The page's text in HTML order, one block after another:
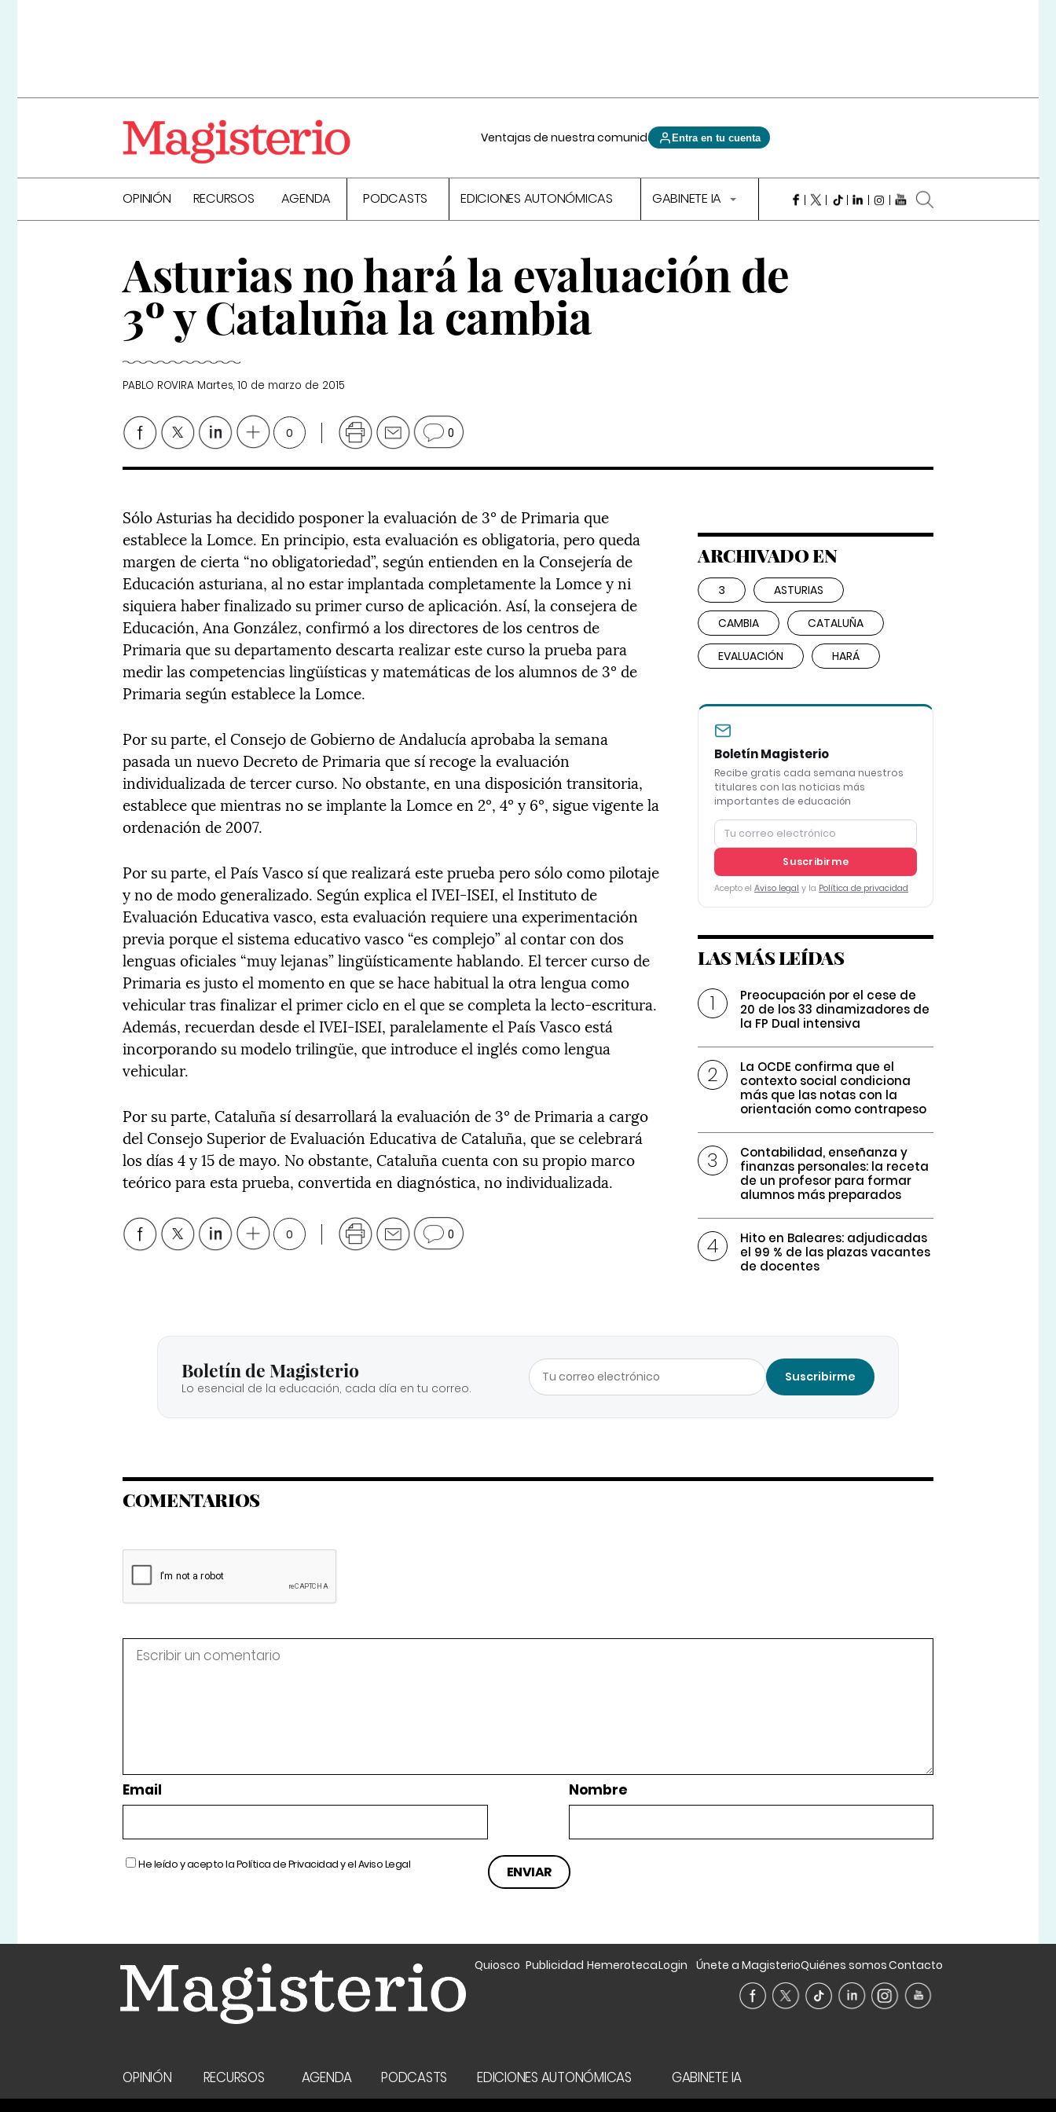
Ventajas de nuestra comunidad Entra en tu cuenta
OPINIÓN RECURSOS AGENDA PODCASTS EDICIONES AUTONÓMICAS GABINETE IA
Asturias no hará la evaluación de
3º y Cataluña la cambia
PABLO ROVIRA Martes, 10 de marzo de 2015
0 0
Sólo Asturias ha decidido posponer la evaluación de 3º de Primaria que
establece la Lomce. En principio, esta evaluación es obligatoria, pero queda
margen de cierta “no obligatoriedad”, según entienden en la Consejería de
Educación asturiana, al no estar implantada completamente la Lomce y ni
siquiera haber finalizado su primer curso de aplicación. Así, la consejera de
Educación, Ana González, confirmó a los directores de los centros de
Primaria que su departamento descarta realizar este curso la prueba para
medir las competencias lingüísticas y matemáticas de los alumnos de 3º de
Primaria según establece la Lomce.
Por su parte, el Consejo de Gobierno de Andalucía aprobaba la semana
pasada un nuevo Decreto de Primaria que sí recoge la evaluación
individualizada de tercer curso. No obstante, en una disposición transitoria,
establece que mientras no se implante la Lomce en 2º, 4º y 6º, sigue vigente la
ordenación de 2007.
Por su parte, el País Vasco sí que realizará este prueba pero sólo como pilotaje
y no de modo generalizado. Según explica el IVEI-ISEI, el Instituto de
Evaluación Educativa vasco, esta evaluación requiere una experimentación
previa porque el sistema educativo vasco “es complejo” al contar con dos
lenguas oficiales “muy lejanas” lingüísticamente hablando. El tercer curso de
Primaria es justo el momento en que se hace habitual la otra lengua como
vehicular tras finalizar el primer ciclo en el que se completa la lecto-escritura.
Además, recuerdan desde el IVEI-ISEI, paralelamente el País Vasco está
incorporando su modelo trilingüe, que introduce el inglés como lengua
vehicular.
Por su parte, Cataluña sí desarrollará la evaluación de 3º de Primaria a cargo
del Consejo Superior de Evaluación Educativa de Cataluña, que se celebrará
los días 4 y 15 de mayo. No obstante, Cataluña cuenta con su propio marco
teórico para esta prueba, convertida en diagnóstica, no individualizada.
0 0
ARCHIVADO EN
3 ASTURIAS
CAMBIA CATALUÑA
EVALUACIÓN HARÁ
Boletín Magisterio
Recibe gratis cada semana nuestros
titulares con las noticias más
importantes de educación
Suscribirme
Acepto el Aviso legal y la Política de privacidad
LAS MÁS LEÍDAS
Preocupación por el cese de
20 de los 33 dinamizadores de
la FP Dual intensiva
La OCDE confirma que el
contexto social condiciona
más que las notas con la
orientación como contrapeso
Contabilidad, enseñanza y
finanzas personales: la receta
de un profesor para formar
alumnos más preparados
Hito en Baleares: adjudicadas
el 99 % de las plazas vacantes
de docentes
Boletín de Magisterio
Lo esencial de la educación, cada día en tu correo.
Suscribirme
COMENTARIOS
Email Nombre
He leído y acepto laPolítica de Privacidady elAviso Legal
Quiosco Publicidad HemerotecaLogin Únete a MagisterioQuiénes somosContacto
OPINIÓN RECURSOS AGENDA PODCASTS EDICIONES AUTONÓMICAS GABINETE IA